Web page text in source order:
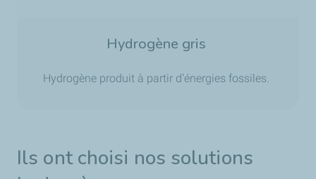
Hydrogène gris
Hydrogène produit à partir d’énergies fossiles.
Ils ont choisi nos solutions